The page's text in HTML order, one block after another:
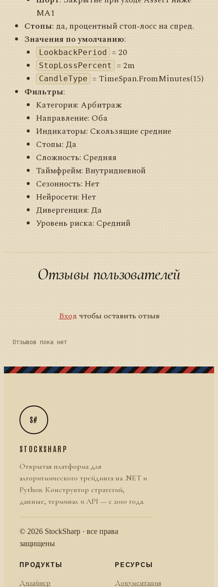
MA1
Стопы: да, процентный стоп‑лосс на спред.
Значения по умолчанию:
LookbackPeriod = 20
StopLossPercent = 2m
CandleType = TimeSpan.FromMinutes(15)
Фильтры:
Категория: Арбитраж
Направление: Оба
Индикаторы: Скользящие средние
Стопы: Да
Сложность: Средняя
Таймфрейм: Внутридневной
Сезонность: Нет
Нейросети: Нет
Дивергенция: Да
Уровень риска: Средний
Отзывы пользователей
Вход чтобы оставить отзыв
Отзывов пока нет
S#
STOCKSHARP
Открытая платформа для
алгоритмического трейдинга на .NET и
Python. Конструктор стратегий,
данные, терминал и API — с 2010 года.
© 2026 StockSharp · все права
защищены
ПРОДУКТЫ
Дизайнер
РЕСУРСЫ
Документация